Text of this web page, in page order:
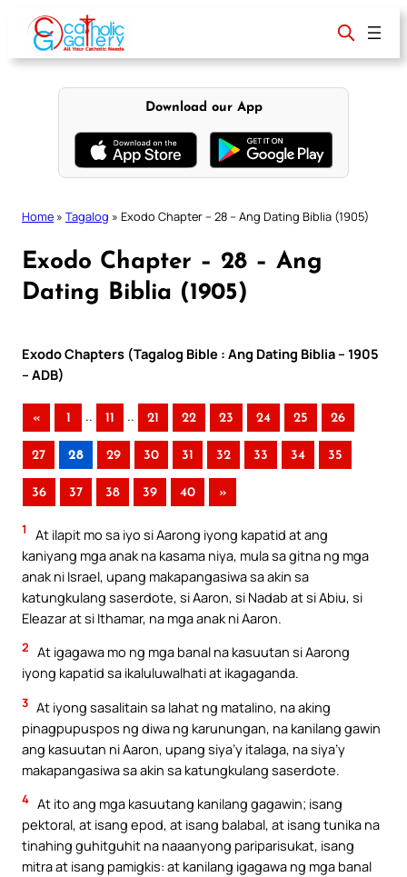
content
Download our App
Home » Tagalog » Exodo Chapter – 28 – Ang Dating Biblia (1905)
Exodo Chapter – 28 – Ang
Dating Biblia (1905)
Exodo Chapters (Tagalog Bible : Ang Dating Biblia – 1905
– ADB)
« 1 .. 11 .. 21 22 23 24 25 26
27 28 29 30 31 32 33 34 35
36 37 38 39 40 »
1
At ilapit mo sa iyo si Aarong iyong kapatid at ang
kaniyang mga anak na kasama niya, mula sa gitna ng mga
anak ni Israel, upang makapangasiwa sa akin sa
katungkulang saserdote, si Aaron, si Nadab at si Abiu, si
Eleazar at si Ithamar, na mga anak ni Aaron.
2 At igagawa mo ng mga banal na kasuutan si Aarong
iyong kapatid sa ikaluluwalhati at ikagaganda.
3 At iyong sasalitain sa lahat ng matalino, na aking
pinagpupuspos ng diwa ng karunungan, na kanilang gawin
ang kasuutan ni Aaron, upang siya’y italaga, na siya’y
makapangasiwa sa akin sa katungkulang saserdote.
4 At ito ang mga kasuutang kanilang gagawin; isang
pektoral, at isang epod, at isang balabal, at isang tunika na
tinahing guhitguhit na naaanyong pariparisukat, isang
mitra at isang pamigkis: at kanilang igagawa ng mga banal